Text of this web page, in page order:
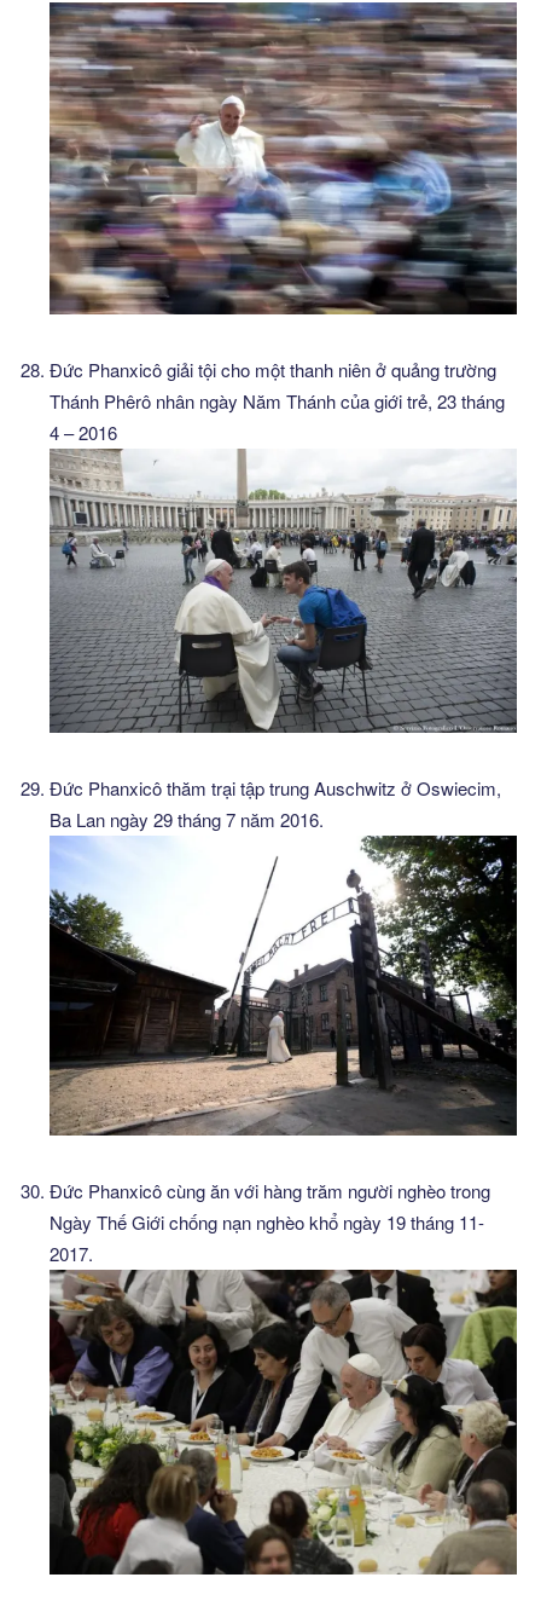
Đức Phanxicô giải tội cho một thanh niên ở quảng trường
Thánh Phêrô nhân ngày Năm Thánh của giới trẻ, 23 tháng
4 – 2016
Đức Phanxicô thăm trại tập trung Auschwitz ở Oswiecim,
Ba Lan ngày 29 tháng 7 năm 2016.
Đức Phanxicô cùng ăn với hàng trăm người nghèo trong
Ngày Thế Giới chống nạn nghèo khổ ngày 19 tháng 11-
2017.